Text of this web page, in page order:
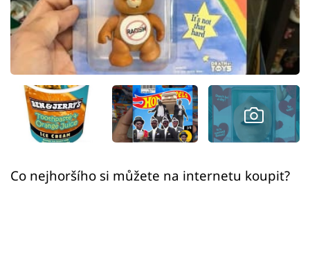
Videa
Sledujte prima+
Přihlášení
Sledujte nás
Co nejhoršího si můžete na internetu koupit?